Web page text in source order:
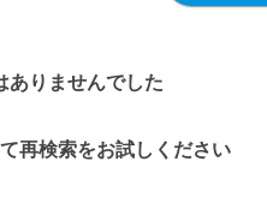
ありませんでした
再検索をお試しください